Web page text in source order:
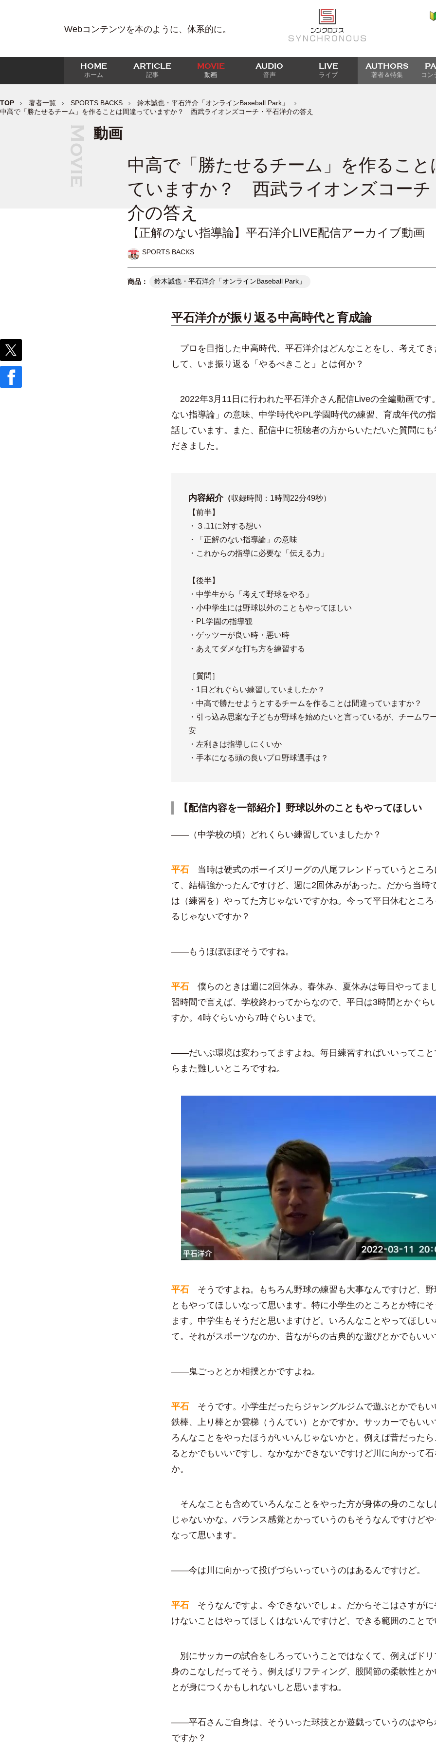
Webコンテンツを本のように、体系的に。
HOME
ホーム
ARTICLE
記事
MOVIE
動画
AUDIO
音声
LIVE
ライブ
AUTHORS
著者＆特集 コン
TOP 著者一覧 SPORTS BACKS
鈴木誠也・平石洋介「オンラインBaseball Park」
中高で「勝たせるチーム」を作ることは間違っていますか？ 西武ライオンズコーチ・平石洋介の答え
動画
中高で「勝たせるチーム」を作ること
ていますか？ 西武ライオンズコーチ
介の答え
【正解のない指導論】平石洋介LIVE配信アーカイブ動画
SPORTS BACKS
鈴木誠也・平石洋介「オンラインBaseball Park」
平石洋介が振り返る中高時代と育成論
プロを目指した中高時代、平石洋介はどんなことをし、考えてき
して、いま振り返る「やるべきこと」とは何か？
2022年3月11日に行われた平石洋介さん配信Liveの全編動画です
ない指導論」の意味、中学時代やPL学園時代の練習、育成年代の
話しています。また、配信中に視聴者の方からいただいた質問にも
だきました。
内容紹介（収録時間：1時間22分49秒）
【前半】
・３.11に対する想い
・「正解のない指導論」の意味
・これからの指導に必要な「伝える力」
【後半】
・中学生から「考えて野球をやる」
・​小中学生には野球以外のこともやってほしい
・PL学園の指導観
・ゲッツーが良い時・悪い時
・あえてダメな打ち方を練習する
［質問］
・1日どれぐらい練習していましたか？
・中高で勝たせようとするチームを作ることは間違っていますか？
・引っ込み思案な子どもが野球を始めたいと言っているが、チームワ
安
・​左利きは指導しにくいか
・手本になる頭の良いプロ野球選手は？
【配信内容を一部紹介】野球以外のこともやってほしい
――（中学校の頃）どれくらい練習していましたか？
平石 当時は硬式のボーイズリーグの八尾フレンドっていうところ
て、結構強かったんですけど、週に2回休みがあった。だから当時
は（練習を）やってた方じゃないですかね。今って平日休むとこ
るじゃないですか？
――もうほぼほぼそうですね。
平石 僕らのときは週に2回休み。春休み、夏休みは毎日やってま
習時間で言えば、学校終わってからなので、平日は3時間とかぐら
すか。4時ぐらいから7時ぐらいまで。
――だいぶ環境は変わってますよね。毎日練習すればいいってこと
らまた難しいところですね。
平石 そうですよね。もちろん野球の練習も大事なんですけど、野
ともやってほしいなって思います。特に小学生のところとか特に
ます。中学生もそうだと思いますけど。いろんなことやってほし
て。それがスポーツなのか、昔ながらの古典的な遊びとかでもいい
――鬼ごっととか相撲とかですよね。
平石 そうです。小学生だったらジャングルジムで遊ぶとかでもい
鉄棒、上り棒とか雲梯（うんてい）とかですか。サッカーでもい
ろんなことをやったほうがいいんじゃないかと。例えば昔だった
るとかでもいいですし、なかなかできないですけど川に向かって石
か。
そんなことも含めていろんなことをやった方が身体の身のこなし
じゃないかな。バランス感覚とかっていうのもそうなんですけど
なって思います。
――今は川に向かって投げづらいっていうのはあるんですけど。
平石 そうなんですよ。今できないでしょ。だからそこはさすがに
けないことはやってほしくはないんですけど、できる範囲のことで
別にサッカーの試合をしろっていうことではなくて、例えばドリ
身のこなしだってそう。例えばリフティング、股関節の柔軟性とか
とが身につくかもしれないしと思いますね。
――平石さんご自身は、そういった球技とか遊戯っていうのはやら
ですか？